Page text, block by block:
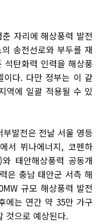
자리에 해상풍력 발전
송전선로와 부두를 재
석탄화력 인력을 해상풍
이다. 다만 정부는 이 같
역에 일괄 적용될 수 있
발전은 전날 서울 영등
서 뷔나에너지, 코펜하
태안해상풍력 공동개
은 충남 태안군 서측 해
규모 해상풍력 발전
에는 연간 약 35만 가구
것으로 예상된다.